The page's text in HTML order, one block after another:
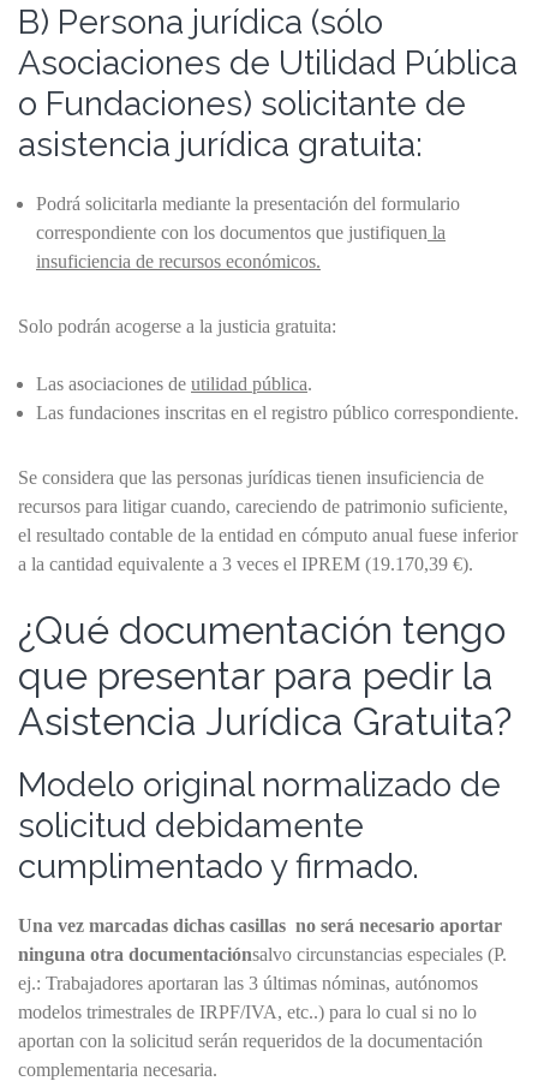
B) Persona jurídica (sólo
Asociaciones de Utilidad Pública
o Fundaciones) solicitante de
asistencia jurídica gratuita:
Podrá solicitarla mediante la presentación del formulario
correspondiente con los documentos que justifiquen la
insuficiencia de recursos económicos.
Solo podrán acogerse a la justicia gratuita:
Las asociaciones de utilidad pública.
Las fundaciones inscritas en el registro público correspondiente.
Se considera que las personas jurídicas tienen insuficiencia de
recursos para litigar cuando, careciendo de patrimonio suficiente,
el resultado contable de la entidad en cómputo anual fuese inferior
a la cantidad equivalente a 3 veces el IPREM (19.170,39 €).
¿Qué documentación tengo
que presentar para pedir la
Asistencia Jurídica Gratuita?
Modelo original normalizado de
solicitud debidamente
cumplimentado y firmado.
Una vez marcadas dichas casillas no será necesario aportar
ninguna otra documentaciónsalvo circunstancias especiales (P.
ej.: Trabajadores aportaran las 3 últimas nóminas, autónomos
modelos trimestrales de IRPF/IVA, etc..) para lo cual si no lo
aportan con la solicitud serán requeridos de la documentación
complementaria necesaria.